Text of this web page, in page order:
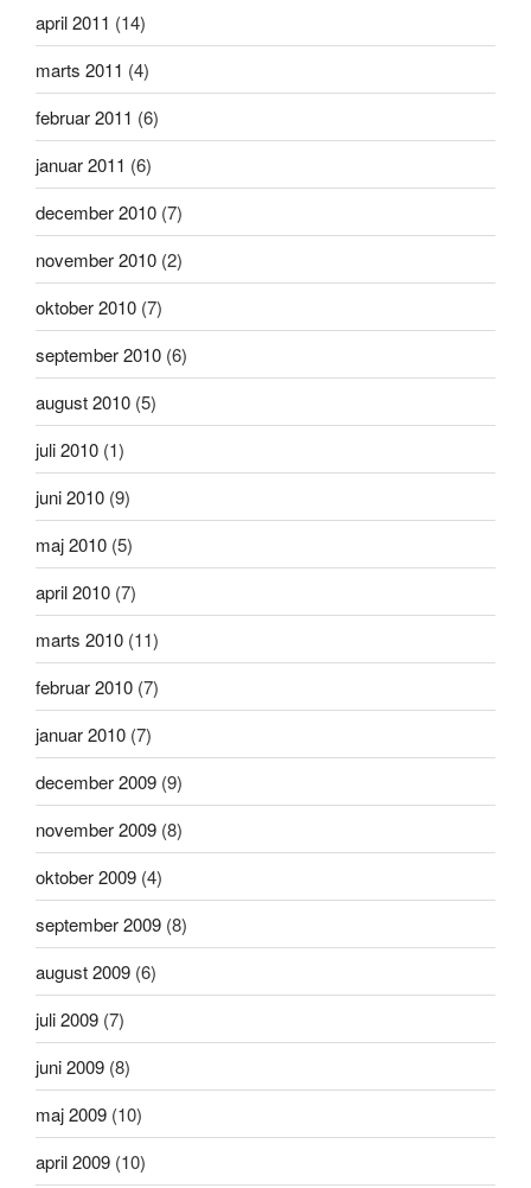
april 2011 (14)
marts 2011 (4)
februar 2011 (6)
januar 2011 (6)
december 2010 (7)
november 2010 (2)
oktober 2010 (7)
september 2010 (6)
august 2010 (5)
juli 2010 (1)
juni 2010 (9)
maj 2010 (5)
april 2010 (7)
marts 2010 (11)
februar 2010 (7)
januar 2010 (7)
december 2009 (9)
november 2009 (8)
oktober 2009 (4)
september 2009 (8)
august 2009 (6)
juli 2009 (7)
juni 2009 (8)
maj 2009 (10)
april 2009 (10)